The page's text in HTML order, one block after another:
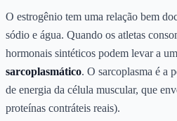
O estrogênio tem uma relação bem
sódio e água. Quando os atletas
hormonais sintéticos podem levar a
sarcoplasmático. O sarcoplasma é a
de energia da célula muscular, que
proteínas contráteis reais).